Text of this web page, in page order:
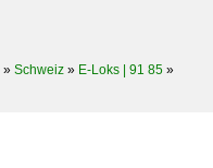
» Schweiz » E-Loks | 91 85 »